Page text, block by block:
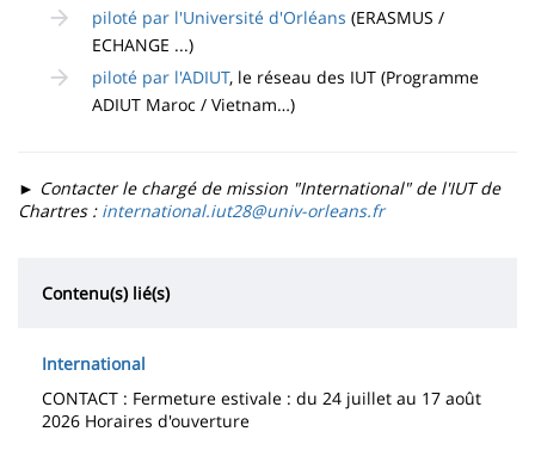
piloté par l'Université d'Orléans (ERASMUS /
ECHANGE ...)
piloté par l'ADIUT, le réseau des IUT (Programme
ADIUT Maroc / Vietnam…)
► Contacter le chargé de mission "International" de l'IUT de
Chartres : international.iut28@univ-orleans.fr
Contenu(s) lié(s)
International
CONTACT : Fermeture estivale : du 24 juillet au 17 août
2026 Horaires d'ouverture